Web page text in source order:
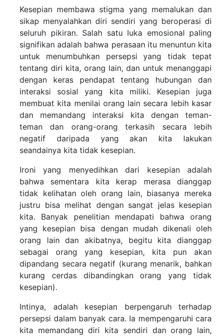
Kesepian membawa stigma yang memalukan dan
sikap menyalahkan diri sendiri yang beroperasi di
seluruh pikiran. Salah satu luka emosional paling
signifikan adalah bahwa perasaan itu menuntun kita
untuk menumbuhkan persepsi yang tidak tepat
tentang diri kita, orang lain, dan untuk menanggapi
dengan keras pendapat tentang hubungan dan
interaksi sosial yang kita miliki. Kesepian juga
membuat kita menilai orang lain secara lebih kasar
dan memandang interaksi kita dengan teman-
teman dan orang-orang terkasih secara lebih
negatif daripada yang akan kita lakukan
seandainya kita tidak kesepian.
Ironi yang menyedihkan dari kesepian adalah
bahwa sementara kita kerap merasa dianggap
tidak kelihatan oleh orang lain, biasanya mereka
justru bisa melihat dengan sangat jelas kesepian
kita. Banyak penelitian mendapati bahwa orang
yang kesepian bisa dengan mudah dikenali oleh
orang lain dan akibatnya, begitu kita dianggap
sebagai orang yang kesepian, kita pun akan
dipandang secara negatif (kurang menarik, bahkan
kurang cerdas dibandingkan orang yang tidak
kesepian).
Intinya, adalah kesepian berpengaruh terhadap
persepsi dalam banyak cara. Ia mempengaruhi cara
kita memandang diri kita sendiri dan orang lain,